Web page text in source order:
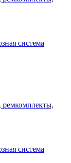
система
ремкомплекты,
система